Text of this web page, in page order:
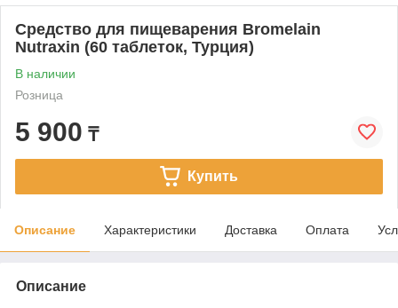
Средство для пищеварения Bromelain
Nutraxin (60 таблеток, Турция)
В наличии
Розница
5 900 ₸
Купить
Описание Характеристики Доставка Оплата
Описание